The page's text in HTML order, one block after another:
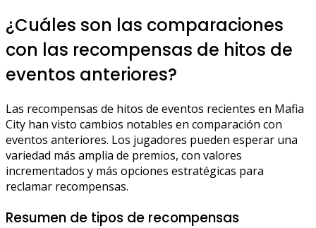
¿Cuáles son las comparaciones
con las recompensas de hitos de
eventos anteriores?
Las recompensas de hitos de eventos recientes en Mafia
City han visto cambios notables en comparación con
eventos anteriores. Los jugadores pueden esperar una
variedad más amplia de premios, con valores
incrementados y más opciones estratégicas para
reclamar recompensas.
Resumen de tipos de recompensas